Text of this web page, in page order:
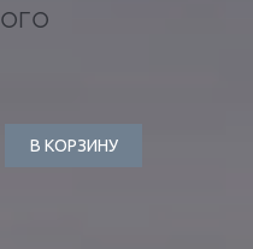
В КОРЗИНУ